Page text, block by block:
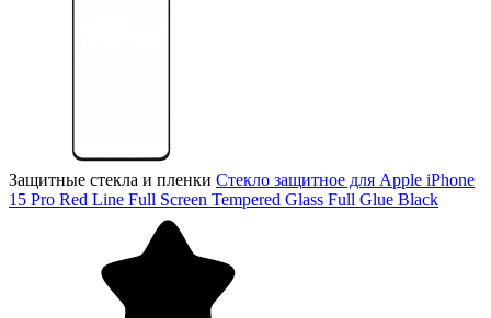
Защитные стекла и пленки Стекло защитное для Apple iPhone
15 Pro Red Line Full Screen Tempered Glass Full Glue Black